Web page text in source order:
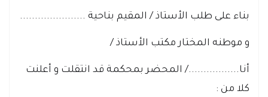
بناء على طلب الأستاذ / المقيم بناحية ......................
و موطنه المختار مكتب الأستاذ /
أنا................./ المحضر بمحكمة قد انتقلت و أعلنت
كلا من :